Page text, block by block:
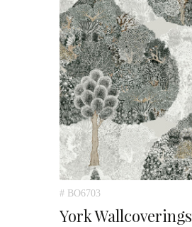
# BO6703
York Wallcoverings